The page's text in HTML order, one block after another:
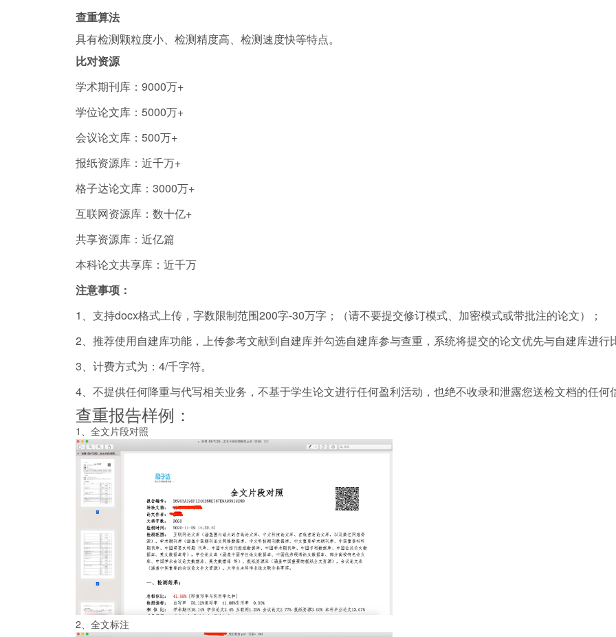
查重算法
具有检测颗粒度小、检测精度高、检测速度快等特点。
比对资源
学术期刊库：9000万+
学位论文库：5000万+
会议论文库：500万+
报纸资源库：近千万+
格子达论文库：3000万+
互联网资源库：数十亿+
共享资源库：近亿篇
本科论文共享库：近千万
注意事项：
1、支持docx格式上传，字数限制范围200字-30万字；（请不要提交修订模式、加密模式或带批注的论文）；
2、推荐使用自建库功能，上传参考文献到自建库并勾选自建库参与查重，系统将提交的论文优先与自建库进行
3、计费方式为：4/千字符。
4、不提供任何降重与代写相关业务，不基于学生论文进行任何盈利活动，也绝不收录和泄露您送检文档的任何
查重报告样例：
1、全文片段对照
2、全文标注